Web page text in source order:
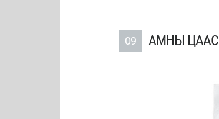
09 АМНЫ ЦААС